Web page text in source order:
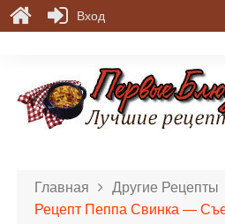
Главная
Другие Рецепты
Рецепт Пеппа Свинка —
Вход